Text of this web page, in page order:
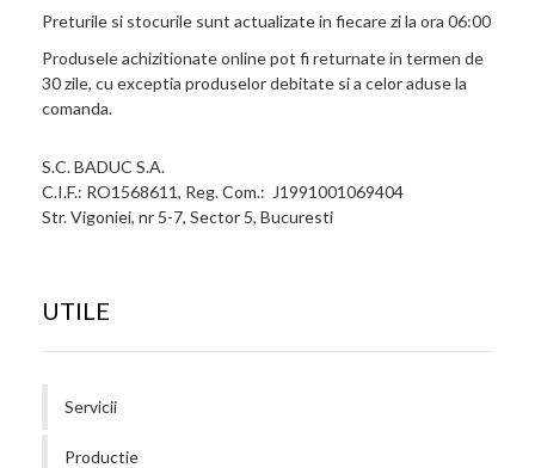
Preturile si stocurile sunt actualizate in fiecare zi la ora 06:00
Produsele achizitionate online pot fi returnate in termen de
30 zile, cu exceptia produselor debitate si a celor aduse la
comanda.
S.C. BADUC S.A.
C.I.F.: RO1568611, Reg. Com.: J1991001069404
Str. Vigoniei, nr 5-7, Sector 5, Bucuresti
UTILE
Servicii
Productie